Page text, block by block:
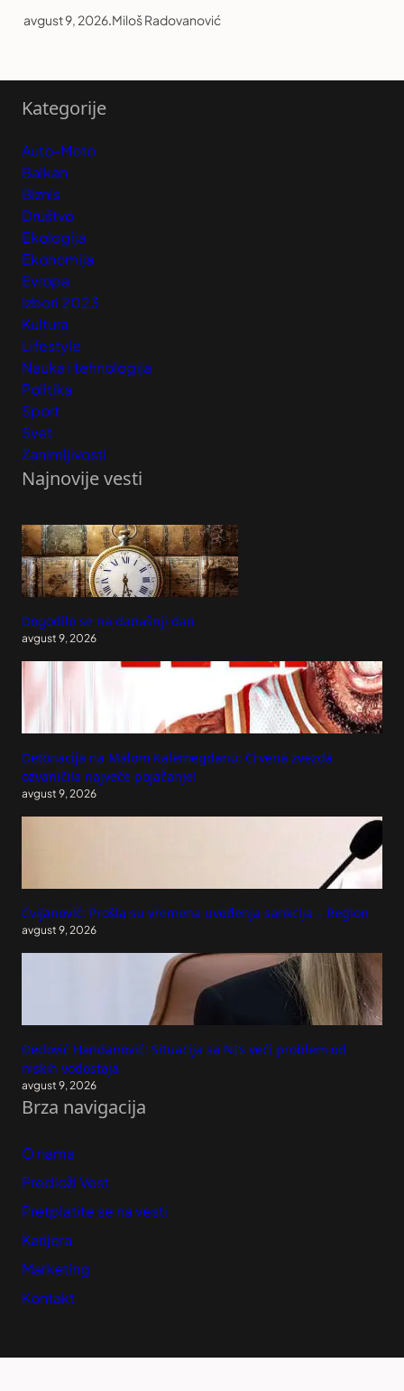
avgust 9, 2026.Miloš Radovanović
Kategorije
Auto-Moto
Balkan
Biznis
Društvo
Ekologija
Ekonomija
Evropa
Izbori 2023
Kultura
Lifestyle
Nauka i tehnologija
Politika
Sport
Svet
Zanimljivosti
Najnovije vesti
Dogodilo se na današnji dan
avgust 9, 2026
Detonacija na Malom Kalemegdanu: Crvena zvezda
ozvaničila najveće pojačanje!
avgust 9, 2026
Cvijanović: Prošla su vremena uvođenja sankcija – Region
avgust 9, 2026
Đedović Handanović: Situacija sa NIS veći problem od
niskih vodostaja
avgust 9, 2026
Brza navigacija
O nama
Predloži Vest
Pretplatite se na vesti
Karijera
Marketing
Kontakt